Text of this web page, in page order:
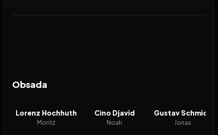
Obsada
Lorenz Hochhuth
Moritz
Cino Djavid
Noah
Gustav Schmidt
Jonas